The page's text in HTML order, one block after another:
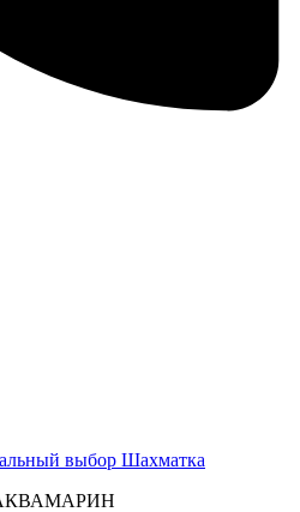
выбор Шахматка